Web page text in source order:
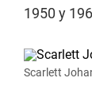
1950 y
Scarlett